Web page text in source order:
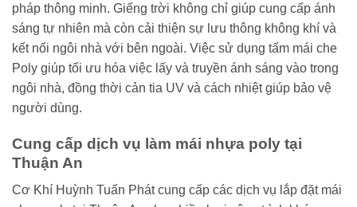
pháp thông minh. Giếng trời không chỉ giúp cung cấp ánh
sáng tự nhiên mà còn cải thiện sự lưu thông không khí và
kết nối ngôi nhà với bên ngoài. Việc sử dụng tấm mái che
Poly giúp tối ưu hóa việc lấy và truyền ánh sáng vào trong
ngôi nhà, đồng thời cản tia UV và cách nhiệt giúp bảo vệ
người dùng.
Cung cấp dịch vụ làm mái nhựa poly tại
Thuận An
Cơ Khí Huỳnh Tuấn Phát cung cấp các dịch vụ lắp đặt mái